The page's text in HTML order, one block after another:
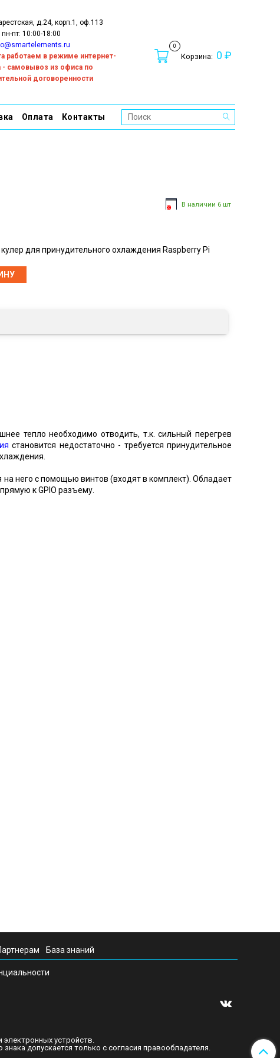
д.24, корп.1, оф.113
пн-пт: 10:00-18:00
работаем в режиме интернет-
- самовывоз из офиса по
договоренности
0
Корзина: 0 ₽
Оплата Контакты
В наличии 6 шт
для принудительного охлаждения Raspberry Pi
тепло необходимо отводить, т.к. сильный перегрев
становится недостаточно - требуется принудительное
на него с помощью винтов (входят в комплект). Обладает
к GPIO разъему.
База знаний
электронных устройств.
допускается только с согласия правообладателя.